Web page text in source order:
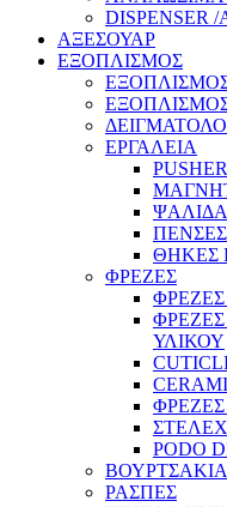
DISPENSER
ΑΞΕΣΟΥΑΡ
ΕΞΟΠΛΙΣΜΟΣ
ΕΡΓΑΛΕΙΑ
ΘΗΚΕΣ
ΦΡΕΖΕΣ
ΥΛΙΚΟΥ
PODO
ΡΑΣΠΕΣ